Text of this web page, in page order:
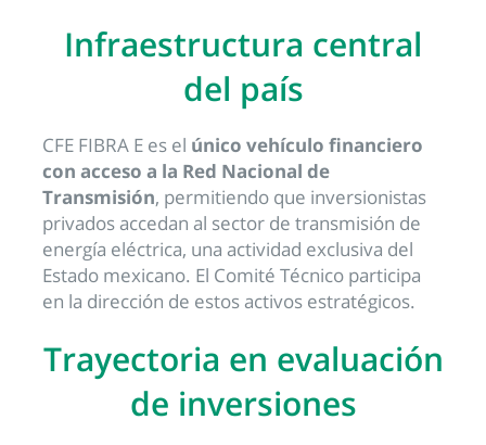
Infraestructura central
del país
CFE FIBRA E es el único vehículo financiero
con acceso a la Red Nacional de
Transmisión, permitiendo que inversionistas
privados accedan al sector de transmisión de
energía eléctrica, una actividad exclusiva del
Estado mexicano. El Comité Técnico participa
en la dirección de estos activos estratégicos.
Trayectoria en evaluación
de inversiones